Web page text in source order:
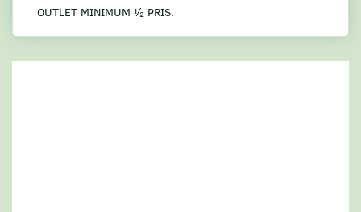
OUTLET MINIMUM ½ PRIS.